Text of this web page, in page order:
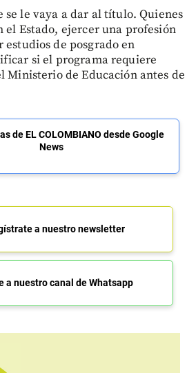
se le vaya a dar al título. Quienes
el Estado, ejercer una profesión
de posgrado en
si el programa requiere
Ministerio de Educación antes de
de EL COLOMBIANO desde Google
News
a nuestro newsletter
a nuestro canal de Whatsapp